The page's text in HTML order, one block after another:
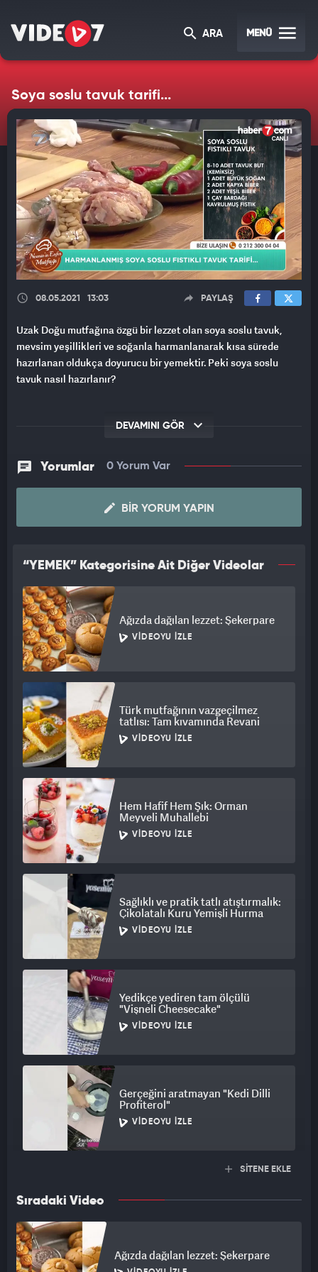
ARA MENÜ
Soya soslu tavuk tarifi...
08.05.2021 13:03 PAYLAŞ
Uzak Doğu mutfağına özgü bir lezzet olan soya soslu tavuk,
mevsim yeşillikleri ve soğanla harmanlanarak kısa sürede
hazırlanan oldukça doyurucu bir yemektir. Peki soya soslu
tavuk nasıl hazırlanır?
DEVAMINI GÖR
Yorumlar 0 Yorum Var
BIR YORUM YAPIN
“YEMEK” Kategorisine Ait Diğer Videolar
Ağızda dağılan lezzet: Şekerpare
VIDEOYU İZLE
Türk mutfağının vazgeçilmez
tatlısı: Tam kıvamında Revani
VIDEOYU İZLE
Hem Hafif Hem Şık: Orman
Meyveli Muhallebi
VIDEOYU İZLE
Sağlıklı ve pratik tatlı atıştırmalık:
Çikolatalı Kuru Yemişli Hurma
VIDEOYU İZLE
Yedikçe yediren tam ölçülü
"Vişneli Cheesecake"
VIDEOYU İZLE
Gerçeğini aratmayan "Kedi Dilli
Profiterol"
VIDEOYU İZLE
SİTENE EKLE
Sıradaki Video
Ağızda dağılan lezzet: Şekerpare